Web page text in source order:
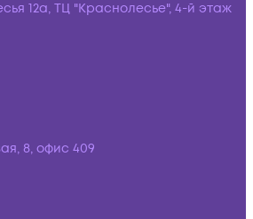
12а, ТЦ "Краснолесье", 4-й этаж
8, офис 409